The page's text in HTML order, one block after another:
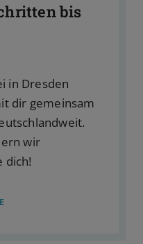
bis
in Dresden
dir gemeinsam
wir
dich!